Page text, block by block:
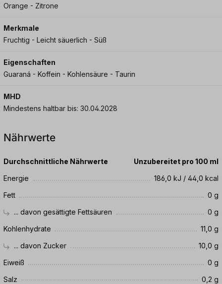
Orange - Zitrone
Merkmale
Fruchtig - Leicht säuerlich - Süß
Eigenschaften
Guaraná - Koffein - Kohlensäure - Taurin
MHD
Mindestens haltbar bis: 30.04.2028
Nährwerte
Durchschnittliche Nährwerte
Unzubereitet pro 100 ml
Energie
186,0 kJ / 44,0 kcal
Fett
0 g
... davon gesättigte Fettsäuren
0 g
Kohlenhydrate
11,0 g
... davon Zucker
10,0 g
Eiweiß
0 g
Salz
0,2 g